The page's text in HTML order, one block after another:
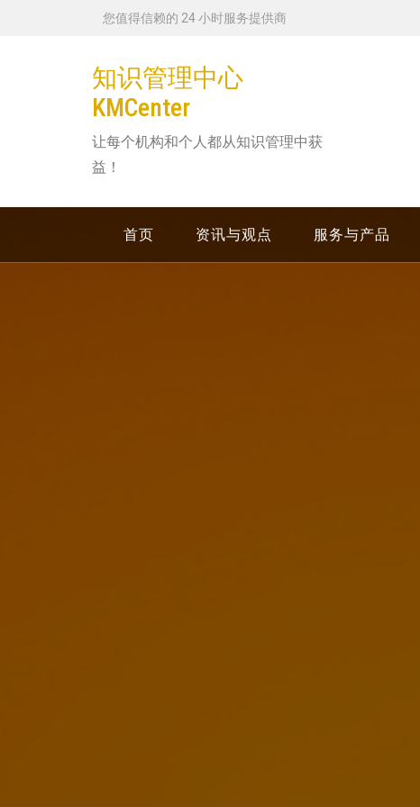
您值得信赖的 24 小时服务提供商
知识管理中心
KMCenter
让每个机构和个人都从知识管理中获
益！
首页 资讯与观点 服务与产品